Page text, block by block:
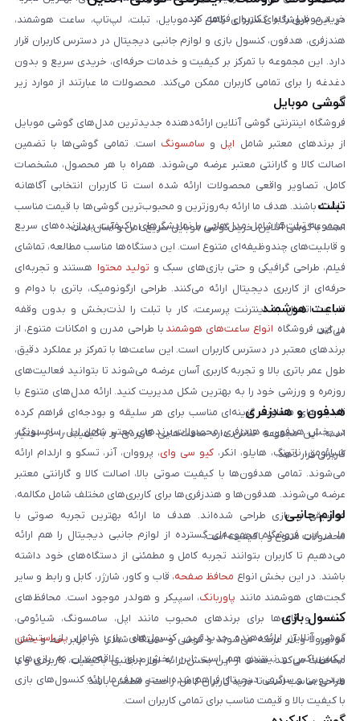
خرید موبایل را برای کاربران فراهم کند.
در این فروشگاه گستره‌ای کامل از موبایل، تبلت، لپ‌تاپ، ساعت هوشمند،
هندزفری، هدفون، کنسول بازی و لوازم جانبی دیجیتال در دسترس کاربران قرار
دارد. این مجموعه با تمرکز بر کیفیت و خدمات حرفه‌ای، خریدی سریع و بدون
دغدغه را برای تمامی کاربران ممکن می‌کند. محصولات ما عبارتند از موارد زیر
است:
گوشی موبایل
فروشگاه اینترنتی گوشی آنلاین ارائه‌دهنده جدیدترین مدل‌های گوشی موبایل
از برندهای معتبر شامل اپل و سامسونگ است. تمامی گوشی‌ها با تضمین
اصالت کالا و گارانتی معتبر عرضه می‌شوند. همراه با هر محصول، مشخصات
کامل، تصاویر واقعی محصولات ارائه شده است تا کاربران انتخابی آگاهانه
داشته باشند. هدف ما ارائه به‌روزترین و محبوب‌ترین گوشی‌ها با قیمت مناسب
است. با گوشی آنلاین، خرید گوشی موبایل سریع، امن و آسان است.
تبلت
مجموعه تبلت‌ها شامل مدل‌هایی با نمایشگرهای باکیفیت، پردازنده‌های سریع
و قابلیت‌های چندوظیفه‌ای متنوع است. این دستگاه‌ها مناسب مطالعه، تماشای
فیلم، طراحی گرافیکی و حتی بازی‌های سبک و تولید محتوا هستند و تجربه‌ای
حرفه‌ای از کاربری دیجیتال ارائه می‌کنند. طراحی ارگونومیک، باتری با دوام و
قابلیت اتصال به اینترنت پرسرعت، کار با تبلت را لذت‌بخش و بدون وقفه
می‌کند.
ساعت هوشمند
در این فروشگاه انواع ساعت‌های هوشمند با طراحی مدرن و امکانات متنوع، از
برندهای معتبر در دسترس کاربران است. این ساعت‌ها با تمرکز بر عملکرد دقیق،
طول عمر باتری بالا و تجربه کاربری آسان عرضه می‌شوند تا بتوانید فعالیت‌های
روزمره و ورزشی خود را به بهترین شکل مدیریت کنید. ارائه مدل‌های متنوع با
قابلیت‌های متفاوت، گزینه‌ای مناسب برای هر سلیقه و بودجه‌ای فراهم کرده
است. این مجموعه تلاش دارد ساعت‌هایی کاربردی و باکیفیت را در اختیار
کاربران قرار دهد.
هدفون و هندزفری
در بخش هدفون و هندزفری، محصولات برندهای معتبر شامل اپل، سامسونگ،
شیائومی، ناتینگ، هایلو، انکر، کیو سی وای، پرووان، آنر، تسکو و ارلدام ارائه
می‌شوند. تمامی هدفون‌ها با کیفیت صوتی بالا، اصالت کالا و گارانتی معتبر
عرضه می‌شوند. هدفون‌ها و هندزفری‌ها برای کاربری‌های مختلف شامل مکالمه،
موسیقی و بازی طراحی شده‌اند. هدف ما ارائه بهترین تجربه صوتی با
محصولات متنوع و باکیفیت است.
لوازم جانبی
ما در این فروشگاه مجموعه‌ای گسترده از لوازم جانبی دیجیتال را هم ارائه
می‌دهیم تا کاربران بتوانند تجربه کامل و مطمئنی از دستگاه‌های خود داشته
باشند. در این بخش انواع محافظ صفحه، قاب و کاور، شارژر، کابل و رابط و سایر
گجت‌های هوشمند مانند پاوربانک، اسپیکر و هولدر موجود است. محافظ‌های
صفحه و قاب‌ها برای برندهای محبوب مانند اپل، سامسونگ، شیائومی،
موتورولا و آنر عرضه می‌شوند و گوشی و دستگاه شما را در برابر خط و خش
محافظت می‌کنند. هدف از این بخش ارائه لوازم جانبی باکیفیت، کاربردی و با
طراحی مناسب است تا خرید کاربران کامل، راحت و مطمئن باشد.
کنسول بازی
گوشی آنلاین ارائه‌دهنده جدیدترین کنسول‌های بازی شامل پلی‌استیشن،
ایکس‌باکس و نینتندو هم است. این بخش برای علاقه‌مندان به بازی‌های
ویدیویی و سرگرمی دیجیتال فراهم شده است. هدف ما ارائه کنسول‌های بازی
با کیفیت بالا و قیمت مناسب برای تمامی کاربران است.